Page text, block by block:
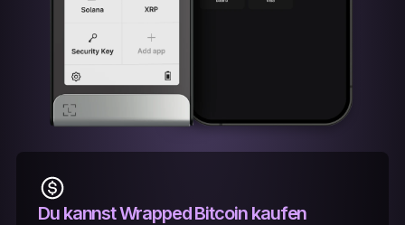
Du kannst Wrapped Bitcoin kaufen